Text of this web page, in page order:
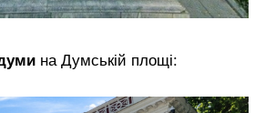
на Думській площі: